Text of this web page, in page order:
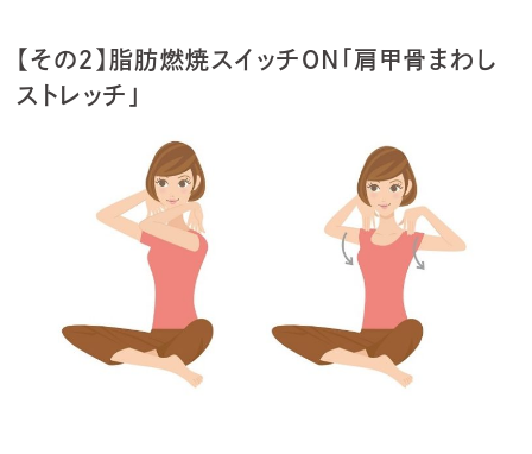
【その２】脂肪燃焼スイッチON「肩甲骨まわし
ストレッチ」